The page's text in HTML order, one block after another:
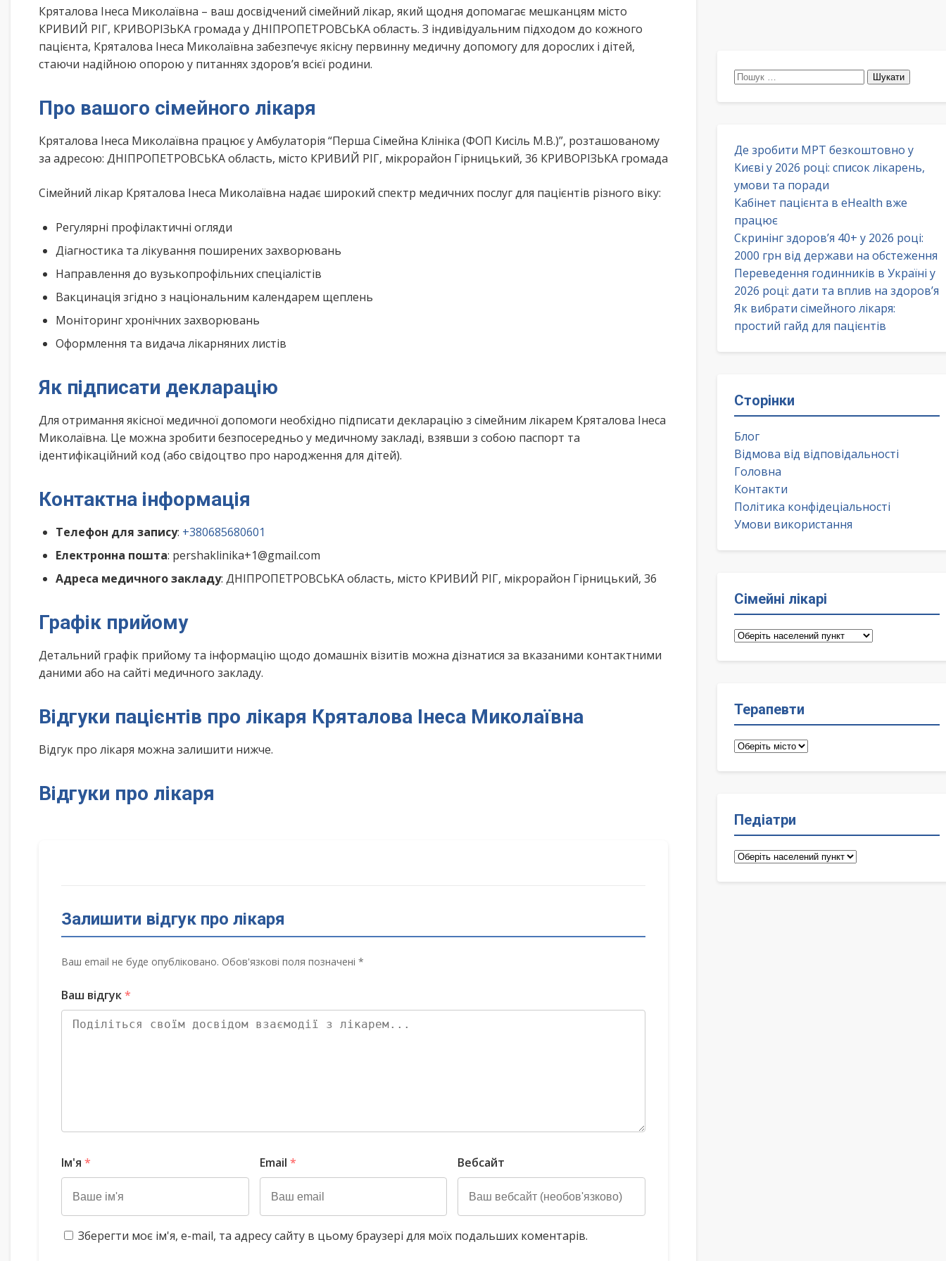
Кряталова Інеса Миколаївна – ваш досвідчений сімейний лікар, який щодня допомагає мешканцям місто
КРИВИЙ РІГ, КРИВОРІЗЬКА громада у ДНІПРОПЕТРОВСЬКА область. З індивідуальним підходом до кожного
пацієнта, Кряталова Інеса Миколаївна забезпечує якісну первинну медичну допомогу для дорослих і дітей,
стаючи надійною опорою у питаннях здоров’я всієї родини.
Про вашого сімейного лікаря
Кряталова Інеса Миколаївна працює у Амбулаторія “Перша Сімейна Клініка (ФОП Кисіль М.В.)”, розташованому
за адресою: ДНІПРОПЕТРОВСЬКА область, місто КРИВИЙ РІГ, мікрорайон Гірницький, 36 КРИВОРІЗЬКА громада
Сімейний лікар Кряталова Інеса Миколаївна надає широкий спектр медичних послуг для пацієнтів різного віку:
Регулярні профілактичні огляди
Діагностика та лікування поширених захворювань
Направлення до вузькопрофільних спеціалістів
Вакцинація згідно з національним календарем щеплень
Моніторинг хронічних захворювань
Оформлення та видача лікарняних листів
Як підписати декларацію
Для отримання якісної медичної допомоги необхідно підписати декларацію з сімейним лікарем Кряталова Інеса
Миколаївна. Це можна зробити безпосередньо у медичному закладі, взявши з собою паспорт та
ідентифікаційний код (або свідоцтво про народження для дітей).
Контактна інформація
Телефон для запису: +380685680601
Електронна пошта: pershaklinika+1@gmail.com
Адреса медичного закладу: ДНІПРОПЕТРОВСЬКА область, місто КРИВИЙ РІГ, мікрорайон Гірницький, 36
Графік прийому
Детальний графік прийому та інформацію щодо домашніх візитів можна дізнатися за вказаними контактними
даними або на сайті медичного закладу.
Відгуки пацієнтів про лікаря Кряталова Інеса Миколаївна
Відгук про лікаря можна залишити нижче.
Відгуки про лікаря
Залишити відгук про лікаря
Ваш email не буде опубліковано. Обов'язкові поля позначені *
Ваш відгук*
Ім'я * Email * Вебсайт
Зберегти моє ім'я, e-mail, та адресу сайту в цьому браузері для моїх подальших коментарів.
Пошук:
Де зробити МРТ безкоштовно у
Києві у 2026 році: список лікарень,
умови та поради
Кабінет пацієнта в eHealth вже
працює
Скринінг здоров’я 40+ у 2026 році:
2000 грн від держави на обстеження
Переведення годинників в Україні у
2026 році: дати та вплив на здоров’я
Як вибрати сімейного лікаря:
простий гайд для пацієнтів
Сторінки
Блог
Відмова від відповідальності
Головна
Контакти
Політика конфідеціальності
Умови використання
Сімейні лікарі
Сімейні
Терапевти
Терапевти
Педіатри
Педіатри